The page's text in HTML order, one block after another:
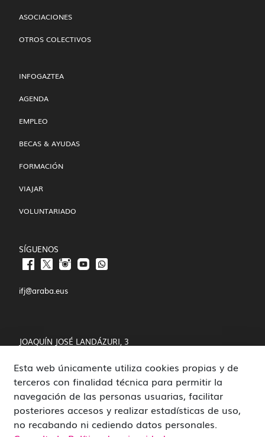
ASOCIACIONES
OTROS COLECTIVOS
INFOGAZTEA
AGENDA
EMPLEO
BECAS & AYUDAS
FORMACIÓN
VIAJAR
VOLUNTARIADO
SÍGUENOS
ifj@araba.eus
JOAQUÍN JOSÉ LANDÁZURI, 3
01008 VITORIA-GASTEIZ
POLÍTICA DE COOKIES Y PRIVACIDAD
CANAL DE DENUNCIAS
Esta web únicamente utiliza cookies propias y de
terceros con finalidad técnica para permitir la
navegación de las personas usuarias, facilitar
posteriores accesos y realizar estadísticas de uso,
no recabando ni cediendo datos personales.